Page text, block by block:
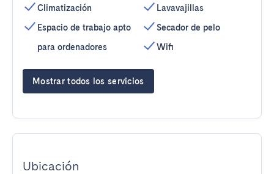
Climatización
Espacio de trabajo apto
para ordenadores
Lavavajillas
Secador de pelo
Wifi
Mostrar todos los servicios
Ubicación